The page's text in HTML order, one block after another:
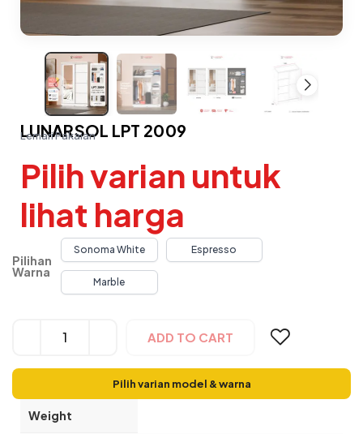
LUNARSOL LPT 2009
Lemari Pakaian
Pilih varian untuk
lihat harga
Pilihan
Warna
Sonoma White Espresso
Marble
ADD TO CART
Pilih varian model & warna
Weight